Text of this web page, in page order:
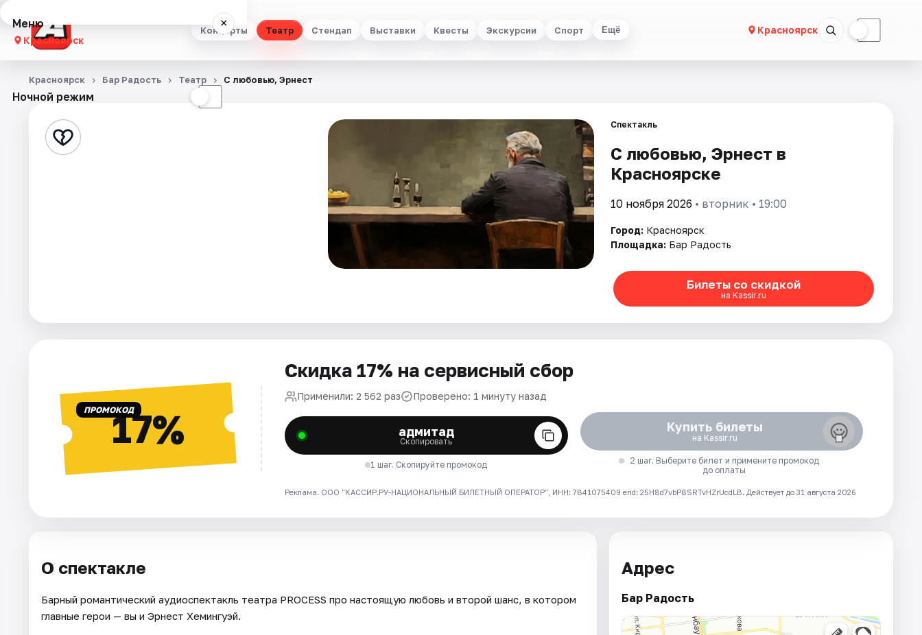
Концерты Театр Стендап Выставки Квесты Экскурсии Спорт Ещё Красноярск ☾
Меню ×
Красноярск
Концерты
Стендап
Артисты
Рейтинги
Ночной режим ☾
Красноярск Бар Радость Театр С любовью, Эрнест
Спектакль
С любовью, Эрнест в
Красноярске
10 ноября 2026 • вторник • 19:00
Город: Красноярск
Площадка: Бар Радость
Билеты со скидкой
на Kassir.ru
ПРОМОКОД17%
Скидка 17% на сервисный сбор
Применили: 2 562 раз Проверено: 1 минуту назад
адмитад
Скопировать
1 шаг. Скопируйте промокод
Купить билеты
на Kassir.ru
2 шаг. Выберите билет и примените промокод
до оплаты
Реклама. ООО "КАССИР.РУ-НАЦИОНАЛЬНЫЙ БИЛЕТНЫЙ ОПЕРАТОР", ИНН: 7841075409 erid: 25H8d7vbP8SRTvHZrUcdLB. Действует до 31 августа 2026
О спектакле
Барный романтический аудиоспектакль театра PROCESS про настоящую любовь и второй шанс, в котором
главные герои — вы и Эрнест Хемингуэй.
Адрес
Бар Радость